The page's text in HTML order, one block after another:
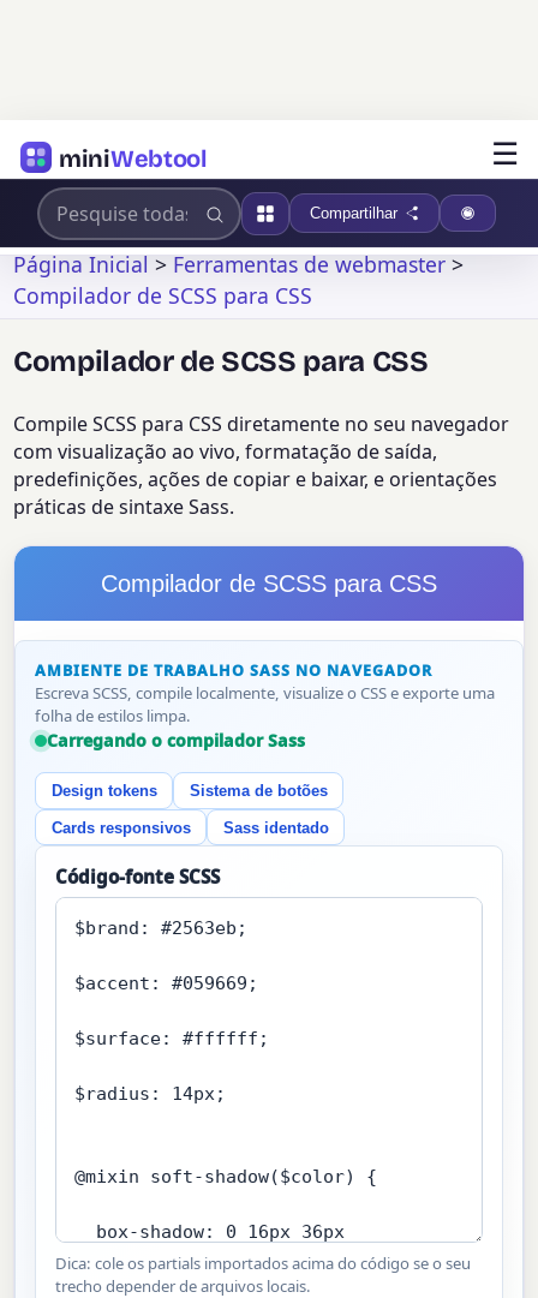
miniWebtool ☰
Compartilhar
Página Inicial>Ferramentas de webmaster>
Compilador de SCSS para CSS
Compilador de SCSS para CSS
Compile SCSS para CSS diretamente no seu navegador
com visualização ao vivo, formatação de saída,
predefinições, ações de copiar e baixar, e orientações
práticas de sintaxe Sass.
Compilador de SCSS para CSS
AMBIENTE DE TRABALHO SASS NO NAVEGADOR
Escreva SCSS, compile localmente, visualize o CSS e exporte uma
folha de estilos limpa.
Carregando o compilador Sass
Design tokens Sistema de botões
Cards responsivos Sass identado
Código-fonte SCSS
Dica: cole os partials importados acima do código se o seu
trecho depender de arquivos locais.